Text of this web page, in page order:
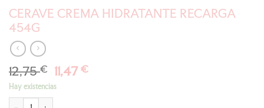
CERAVE CREMA HIDRATANTE RECARGA
454G
12,75€ El
precio
original
11,47€El
Hay existencias
CERAVE CREMA HIDRATANTE RECARGA 454G cantidad